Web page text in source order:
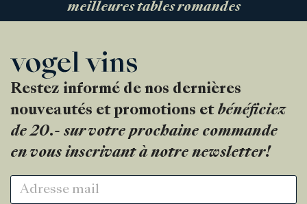
meilleures tables romandes
Restez informé de nos dernières
nouveautés et promotions et bénéficiez
de 20.- sur votre prochaine commande
en vous inscrivant à notre newsletter!